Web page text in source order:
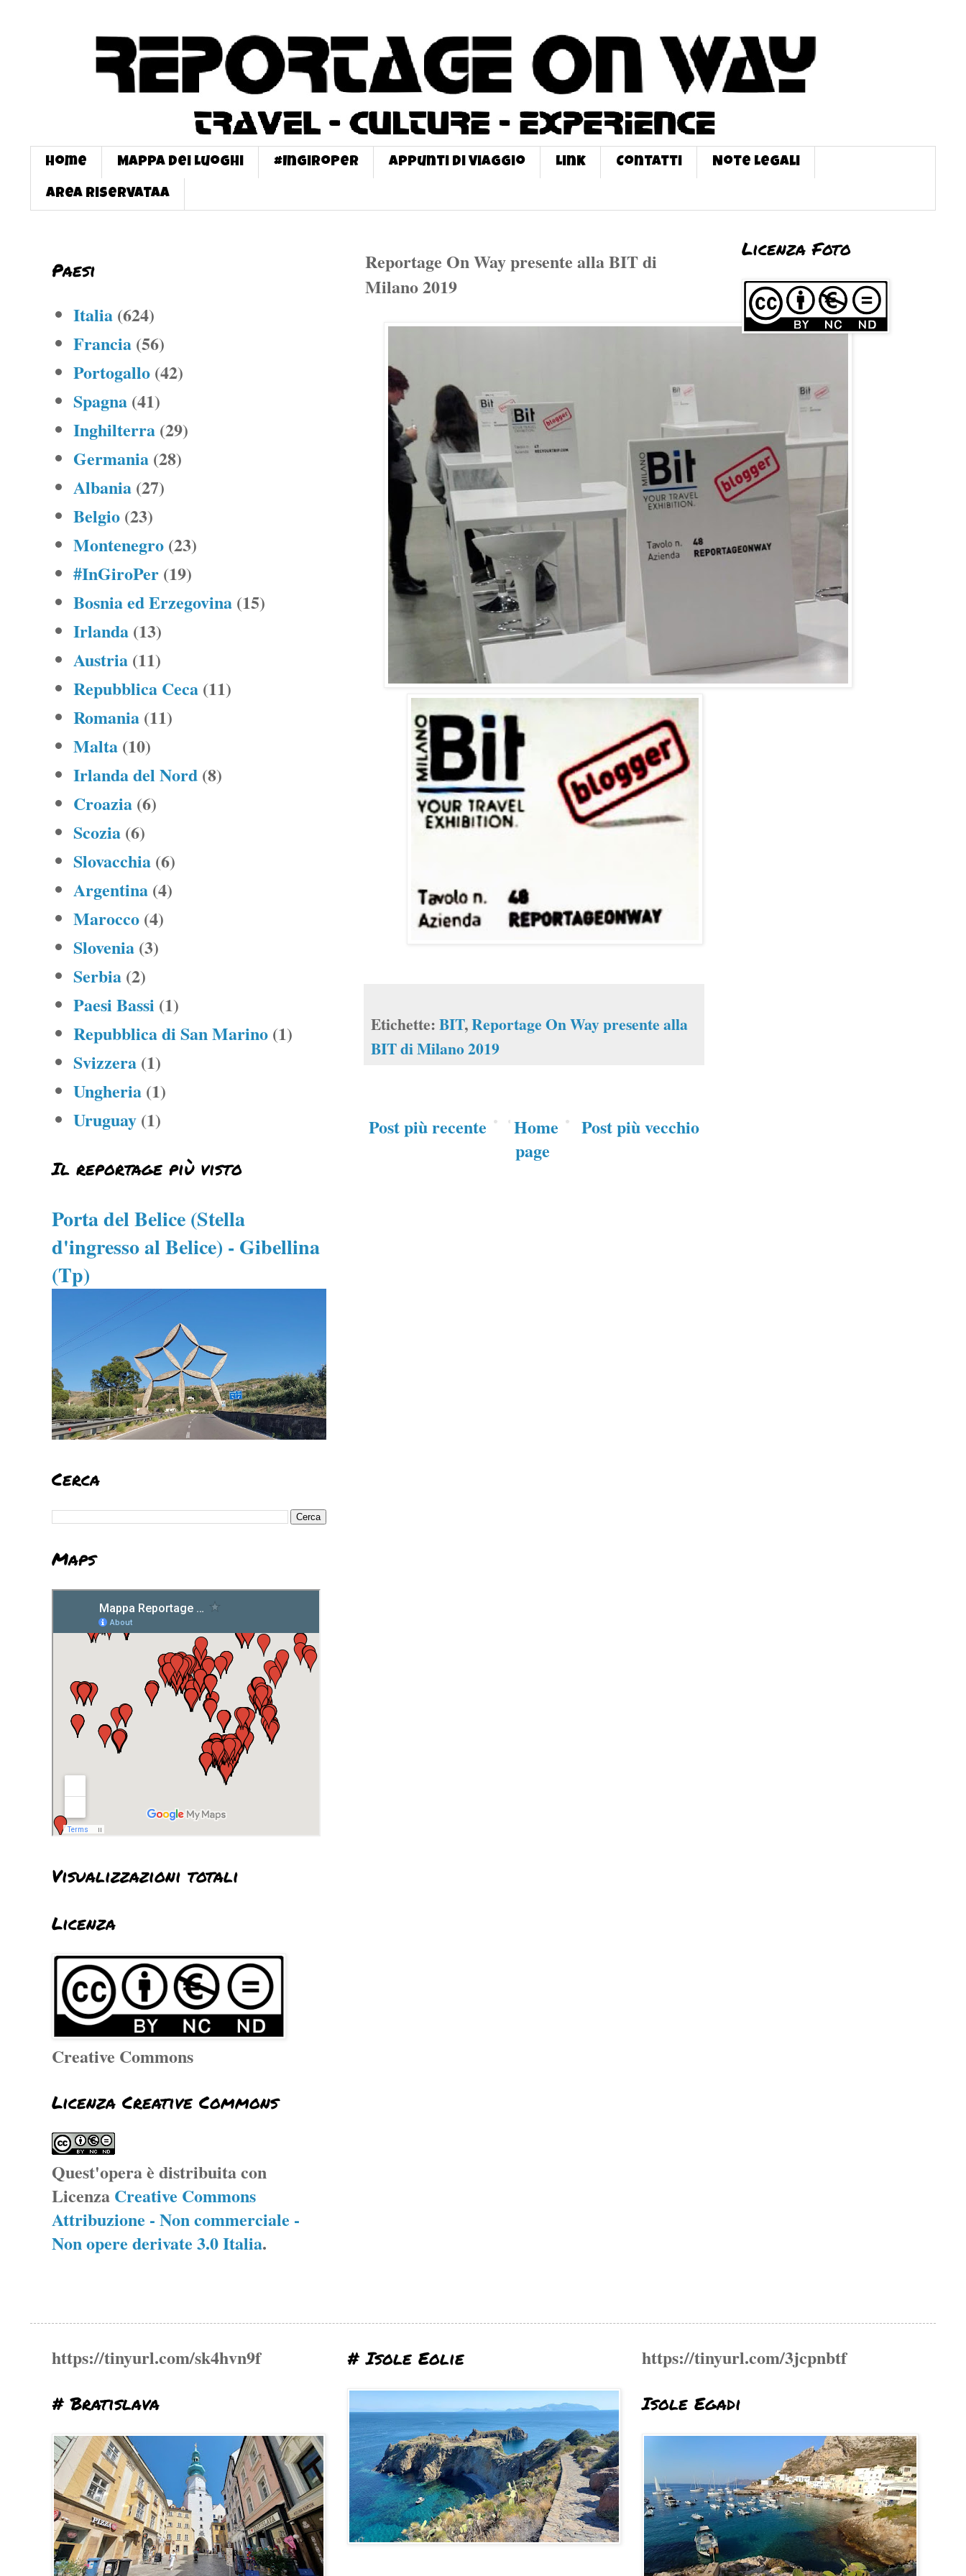
Home Mappa dei Luoghi #InGiroPer Appunti di Viaggio Link Contatti Note Legali
Area Riservataa
Reportage On Way presente alla BIT di
Milano 2019
Etichette:BIT,Reportage On Way presente alla
BIT di Milano 2019
Post più recente Post più vecchio
Home
page
Paesi
Italia (624)
Francia (56)
Portogallo (42)
Spagna (41)
Inghilterra (29)
Germania (28)
Albania (27)
Belgio (23)
Montenegro (23)
#InGiroPer (19)
Bosnia ed Erzegovina (15)
Irlanda (13)
Austria (11)
Repubblica Ceca (11)
Romania (11)
Malta (10)
Irlanda del Nord (8)
Croazia (6)
Scozia (6)
Slovacchia (6)
Argentina (4)
Marocco (4)
Slovenia (3)
Serbia (2)
Paesi Bassi (1)
Repubblica di San Marino (1)
Svizzera (1)
Ungheria (1)
Uruguay (1)
Il reportage più visto
Porta del Belice (Stella
d'ingresso al Belice) - Gibellina
(Tp)
Cerca
Maps
Visualizzazioni totali
Licenza
Creative Commons
Licenza Creative Commons
Quest'opera è distribuita con
Licenza Creative Commons
Attribuzione - Non commerciale -
Non opere derivate 3.0 Italia.
Licenza Foto
https://tinyurl.com/sk4hvn9f
# Bratislava
# Isole Eolie
https://tinyurl.com/3jcpnbtf
Isole Egadi